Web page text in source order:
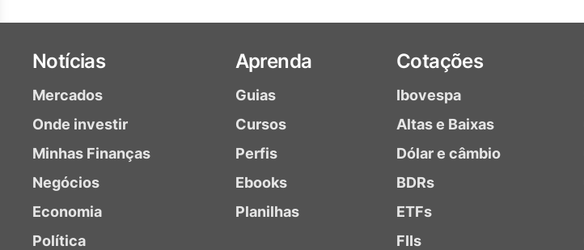
Notícias
Mercados
Onde investir
Minhas Finanças
Negócios
Economia
Política
Aprenda
Guias
Cursos
Perfis
Ebooks
Planilhas
Cotações
Ibovespa
Altas e Baixas
Dólar e câmbio
BDRs
ETFs
FIIs